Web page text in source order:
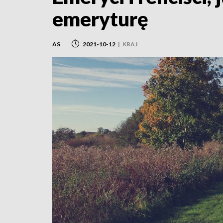
emeryturę
AS 2021-10-12 | KRAJ